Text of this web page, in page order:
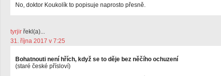
No, doktor Koukolík to popisuje naprosto přesně.
tyrjir řekl(a)...
31. října 2017 v 7:25
Bohatnouti není hřích, když se to děje bez něčího ochuzení
(staré české přísloví)